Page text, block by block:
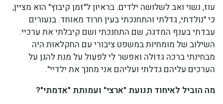
עוז, נשוי ואב לשלושה ילדים. בראיון ל"זמן קיבוץ" הוא מציין,
כי "נולדתי, גדלתי והתחנכתי בעין חרוד מאוחד. בנעורים
עבדתי בענף המדגה, שם התחנכתי ושם קיבלתי את ערכיי.
השילוב של מומחיות במשפט ציבורי עם החקלאות היה
מבחינתי ברכה גדולה ואפשר לי לפעול על מנת להגן על
הערכים עליהם גדלתי ועליהם אני מחנך את ילדיי".
מה הוביל לאיחוד תנועת "ארצי" ועמותת "אדמתי"?